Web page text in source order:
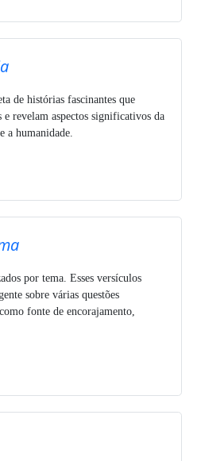
de histórias fascinantes que
revelam aspectos significativos da
a humanidade.
por tema. Esses versículos
sobre várias questões
fonte de encorajamento,